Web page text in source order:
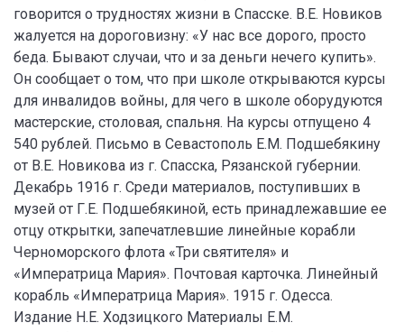
говорится о трудностях жизни в Спасске. В.Е. Новиков
жалуется на дороговизну: «У нас все дорого, просто
беда. Бывают случаи, что и за деньги нечего купить».
Он сообщает о том, что при школе открываются курсы
для инвалидов войны, для чего в школе оборудуются
мастерские, столовая, спальня. На курсы отпущено 4
540 рублей. Письмо в Севастополь Е.М. Подшебякину
от В.Е. Новикова из г. Спасска, Рязанской губернии.
Декабрь 1916 г. Среди материалов, поступивших в
музей от Г.Е. Подшебякиной, есть принадлежавшие ее
отцу открытки, запечатлевшие линейные корабли
Черноморского флота «Три святителя» и
«Императрица Мария». Почтовая карточка. Линейный
корабль «Императрица Мария». 1915 г. Одесса.
Издание Н.Е. Ходзицкого Материалы Е.М.